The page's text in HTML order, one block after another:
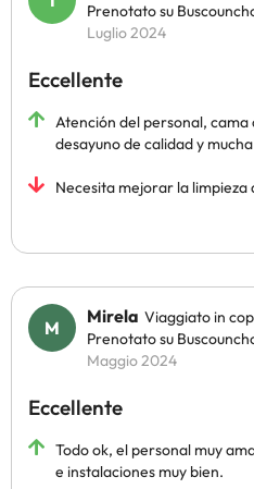
Prenotato su
Luglio 2024
Eccellente
Atención del personal,
desayuno de calidad y
Necesita mejorar la limpieza
Mirela Viaggiato in
Prenotato su
Maggio 2024
Eccellente
Todo ok, el personal muy
e instalaciones muy bien.